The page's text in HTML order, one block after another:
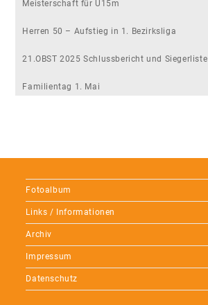
Meisterschaft für U15m
Herren 50 – Aufstieg in 1. Bezirksliga
21.OBST 2025 Schlussbericht und Siegerliste
Familientag 1. Mai
Fotoalbum
Links / Informationen
Archiv
Impressum
Datenschutz